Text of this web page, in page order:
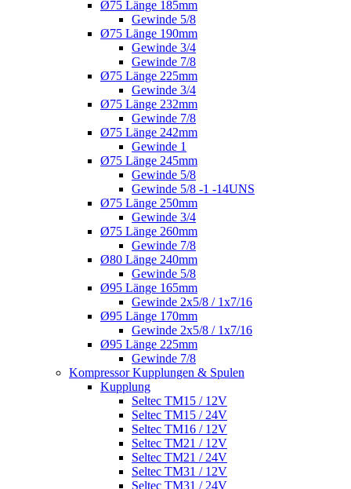
Ø75 Länge 185mm
Gewinde 5/8
Ø75 Länge 190mm
Gewinde 3/4
Gewinde 7/8
Ø75 Länge 225mm
Gewinde 3/4
Ø75 Länge 232mm
Gewinde 7/8
Ø75 Länge 242mm
Gewinde 1
Ø75 Länge 245mm
Gewinde 5/8
Gewinde 5/8 -1 -14UNS
Ø75 Länge 250mm
Gewinde 3/4
Ø75 Länge 260mm
Gewinde 7/8
Ø80 Länge 240mm
Gewinde 5/8
Ø95 Länge 165mm
Gewinde 2x5/8 / 1x7/16
Ø95 Länge 170mm
Gewinde 2x5/8 / 1x7/16
Ø95 Länge 225mm
Gewinde 7/8
Kompressor Kupplungen & Spulen
Kupplung
Seltec TM15 / 12V
Seltec TM15 / 24V
Seltec TM16 / 12V
Seltec TM21 / 12V
Seltec TM21 / 24V
Seltec TM31 / 12V
Seltec TM31 / 24V